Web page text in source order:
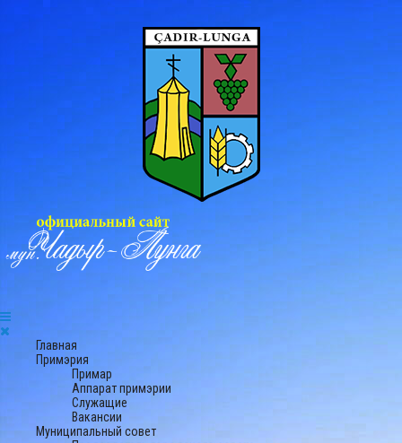
Главная
Примэрия
Примар
Аппарат примэрии
Служащие
Вакансии
Муниципальный совет